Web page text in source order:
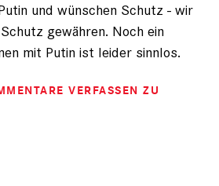
und wünschen Schutz - wir
gewähren. Noch ein
mit Putin ist leider sinnlos.
VERFASSEN ZU